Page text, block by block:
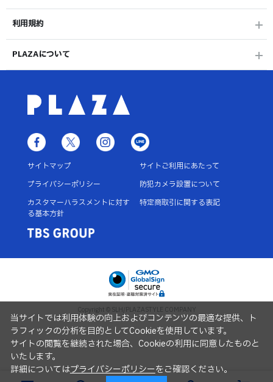
利用規約
PLAZAについて
サイトマップ
サイトご利用にあたって
プライバシーポリシー
防犯カメラ設置について
カスタマーハラスメントに対す
る基本方針
特定商取引に関する表記
Copyright © SLH/PLAZASTYLE COMPANY
当サイトでは利用体験の向上およびコンテンツの最適な提供、ト
ラフィックの分析を目的としてCookieを使用しています。
サイトの閲覧を継続された場合、Cookieの利用に同意したものと
いたします。
詳細についてはプライバシーポリシーをご確認ください。